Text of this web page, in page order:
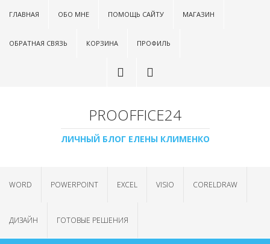
ГЛАВНАЯ ОБО МНЕ ПОМОЩЬ САЙТУ МАГАЗИН
ОБРАТНАЯ СВЯЗЬ КОРЗИНА ПРОФИЛЬ
PROOFFICE24
ЛИЧНЫЙ БЛОГ ЕЛЕНЫ КЛИМЕНКО
WORD POWERPOINT EXCEL VISIO CORELDRAW
ДИЗАЙН ГОТОВЫЕ РЕШЕНИЯ